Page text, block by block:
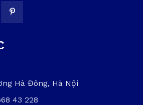
Hà Đông, Hà Nội
43 228